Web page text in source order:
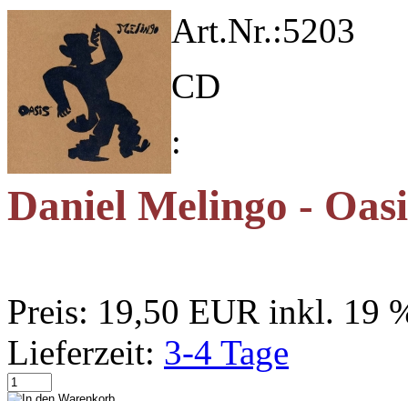
Art.Nr.:5203
CD
:
Daniel Melingo -
Preis: 19,50 EUR inkl. 19
Lieferzeit: 3-4 Tage